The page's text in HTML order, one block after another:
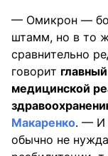
— Омикрон —
штамм, но в то
сравнительно
говорит
медицинской
Макаренко. — И
обычно не